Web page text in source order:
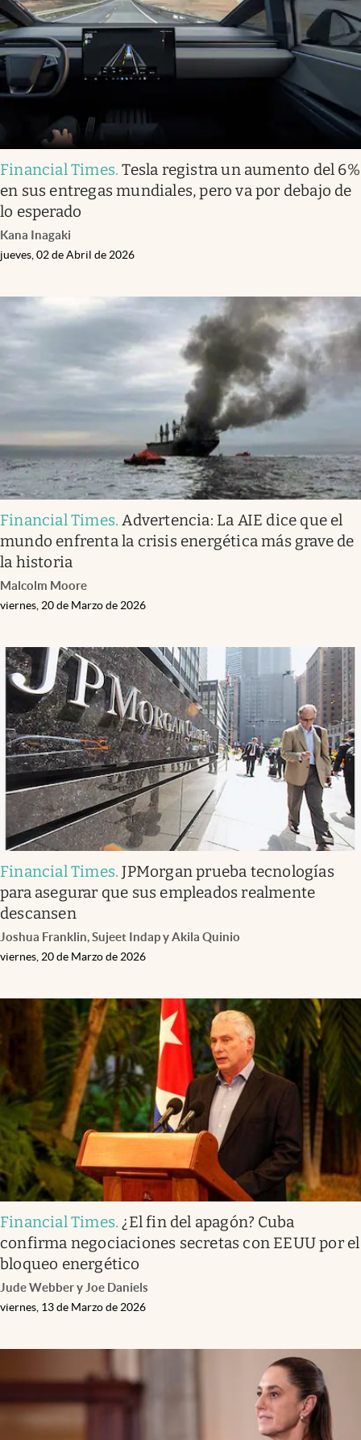
Financial Times.Tesla registra un aumento del 6%
en sus entregas mundiales, pero va por debajo de
lo esperado
Kana Inagaki
jueves, 02 de Abril de 2026
Financial Times.Advertencia: La AIE dice que el
mundo enfrenta la crisis energética más grave de
la historia
Malcolm Moore
viernes, 20 de Marzo de 2026
Financial Times.JPMorgan prueba tecnologías
para asegurar que sus empleados realmente
descansen
Joshua Franklin, Sujeet Indap y Akila Quinio
viernes, 20 de Marzo de 2026
Financial Times. ¿El fin del apagón? Cuba
confirma negociaciones secretas con EEUU por el
bloqueo energético
Jude Webber y Joe Daniels
viernes, 13 de Marzo de 2026